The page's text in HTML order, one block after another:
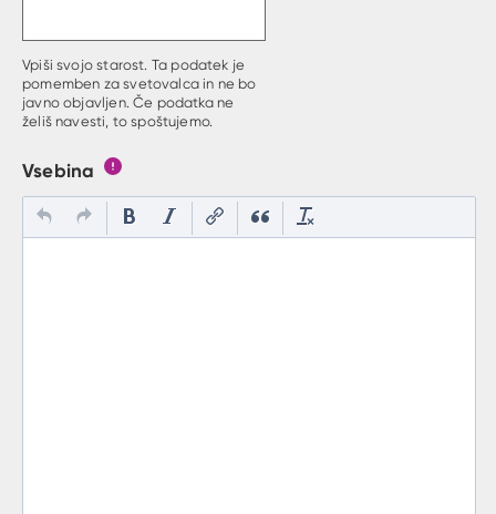
Vpiši svojo starost. Ta podatek je
pomemben za svetovalca in ne bo
javno objavljen. Če podatka ne
želiš navesti, to spoštujemo.
Vsebina